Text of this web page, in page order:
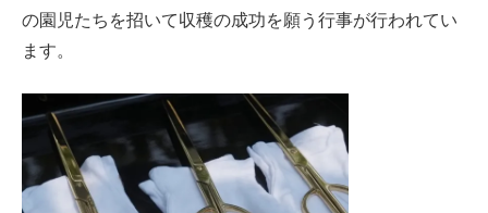
の園児たちを招いて収穫の成功を願う行事が行われてい
ます。